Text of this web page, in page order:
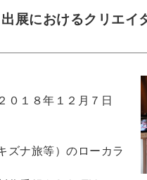
におけるクリエイ
０１８年１２月７日
ズナ旅等）のローカラ